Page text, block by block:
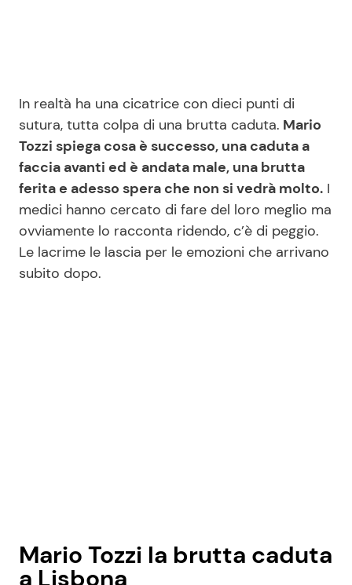
Chi siamo
Disclaimer e Privacy
Redazione
Contattaci
Pubblicità
Privacy Policy
In realtà ha una cicatrice con dieci punti di
sutura, tutta colpa di una brutta caduta. Mario
Tozzi spiega cosa è successo, una caduta a
faccia avanti ed è andata male, una brutta
ferita e adesso spera che non si vedrà molto. I
medici hanno cercato di fare del loro meglio ma
ovviamente lo racconta ridendo, c’è di peggio.
Le lacrime le lascia per le emozioni che arrivano
subito dopo.
Mario Tozzi la brutta caduta
a Lisbona